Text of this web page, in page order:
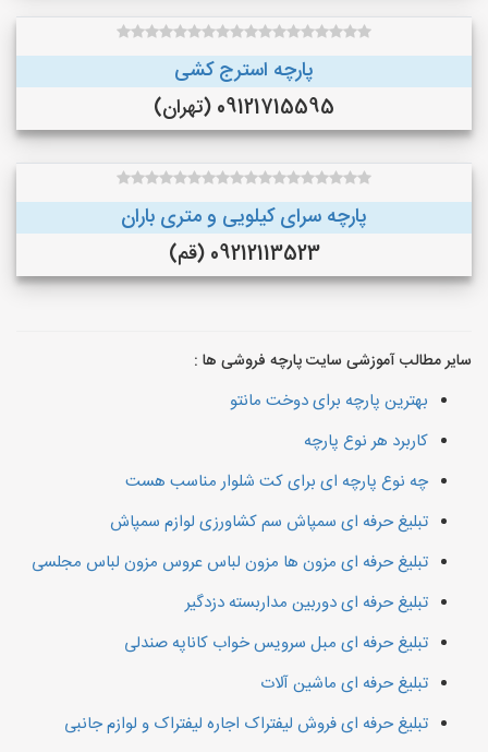
پارچه استرج کشی
09121715595 (تهران)
پارچه سرای کیلویی و متری باران
09212113523 (قم)
سایر مطالب آموزشی سایت پارچه فروشی ها :
بهترین پارچه برای دوخت مانتو
کاربرد هر نوع پارچه
چه نوع پارچه ای برای کت شلوار مناسب هست
تبلیغ حرفه ای سمپاش سم کشاورزی لوازم سمپاش
تبلیغ حرفه ای مزون ها مزون لباس عروس مزون لباس مجلسی
تبلیغ حرفه ای دوربین مداربسته دزدگیر
تبلیغ حرفه ای مبل سرویس خواب کاناپه صندلی
تبلیغ حرفه ای ماشین آلات
تبلیغ حرفه ای فروش لیفتراک اجاره لیفتراک و لوازم جانبی